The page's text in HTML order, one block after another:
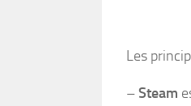
Les
–Steam